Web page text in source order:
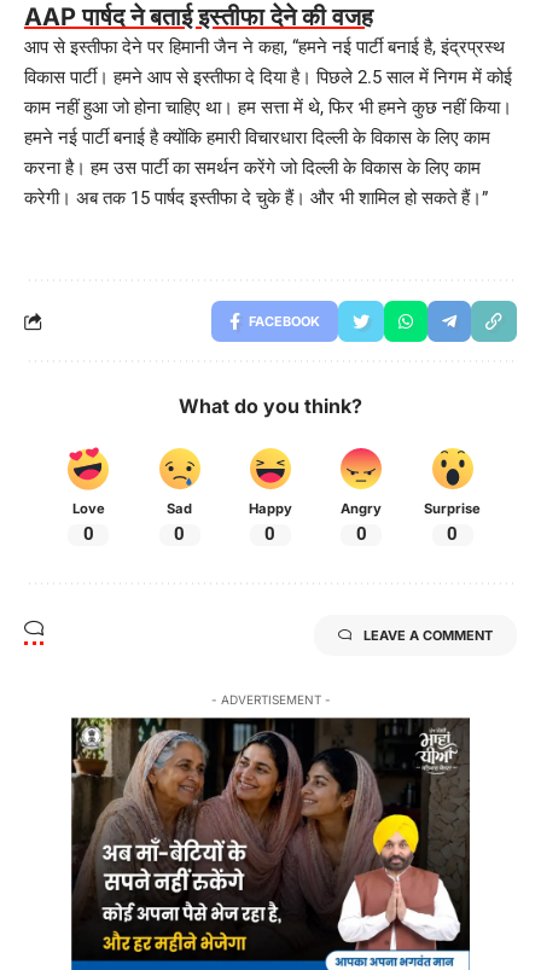
AAP पार्षद ने बताई इस्तीफा देने की वजह
आप से इस्तीफा देने पर हिमानी जैन ने कहा, “हमने नई पार्टी बनाई है, इंद्रप्रस्थ
विकास पार्टी। हमने आप से इस्तीफा दे दिया है। पिछले 2.5 साल में निगम में कोई
काम नहीं हुआ जो होना चाहिए था। हम सत्ता में थे, फिर भी हमने कुछ नहीं किया।
हमने नई पार्टी बनाई है क्योंकि हमारी विचारधारा दिल्ली के विकास के लिए काम
करना है। हम उस पार्टी का समर्थन करेंगे जो दिल्ली के विकास के लिए काम
करेगी। अब तक 15 पार्षद इस्तीफा दे चुके हैं। और भी शामिल हो सकते हैं।”
FACEBOOK
What do you think?
Love
0
Sad
0
Happy
0
Angry
0
Surprise
0
LEAVE A COMMENT
- ADVERTISEMENT -